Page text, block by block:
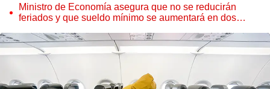
Ministro de Economía asegura que no se reducirán
feriados y que sueldo mínimo se aumentará en dos